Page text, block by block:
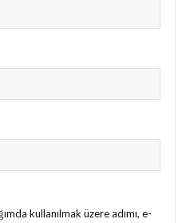
kullanılmak üzere adımı, e-